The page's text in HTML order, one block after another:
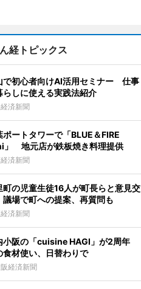
経トピックス
で初心者向けAI活用セミナー 仕事
らしに使える実践法紹介
済新聞
ポートタワーで「BLUE＆FIRE
」 地元店が鉄板焼き料理提供
済新聞
町の児童生徒16人が町長らと意見交
場で町への提案、再質問も
済新聞
小阪の「cuisine HAGI」が2周年
食材使い、日替わりで
経済新聞